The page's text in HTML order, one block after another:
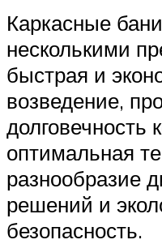
Каркасные
несколькими
быстрая и
возведение,
долговечность
оптимальная
разнообразие
решений и
безопасность.